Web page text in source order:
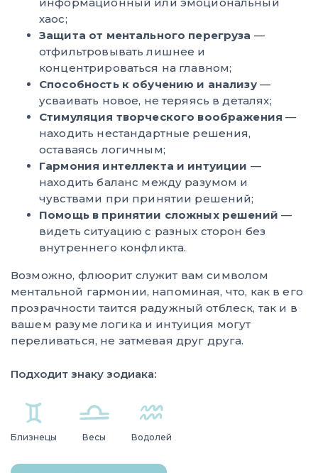
хаос;
Защита от ментального перегруза —
отфильтровывать лишнее и
концентрироваться на главном;
Способность к обучению и анализу—
усваивать новое, не теряясь в деталях;
Стимуляция творческого воображения —
находить нестандартные решения,
оставаясь логичным;
Гармония интеллекта и интуиции —
находить баланс между разумом и
чувствами при принятии решений;
Помощь в принятии сложных решений —
видеть ситуацию с разных сторон без
внутреннего конфликта.
Возможно, флюорит служит вам символом
ментальной гармонии, напоминая, что, как в его
прозрачности таится радужный отблеск, так и в
вашем разуме логика и интуиция могут
переливаться, не затмевая друг друга.
Подходит знаку зодиака:
Близнецы Весы Водолей